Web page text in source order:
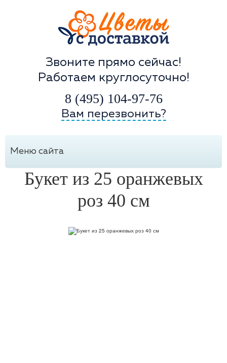
Звоните прямо сейчас!
Работаем круглосуточно!
8 (495) 104-97-76
Вам перезвонить?
Меню сайта
Букет из 25 оранжевых
роз 40 см